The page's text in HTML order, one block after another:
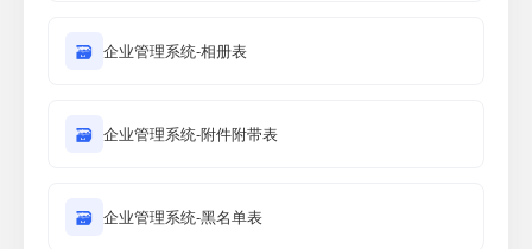
🗃 企业管理系统-相册表
🗃 企业管理系统-附件附带表
🗃 企业管理系统-黑名单表